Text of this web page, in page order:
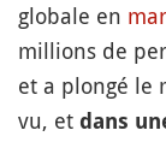
globale en
millions de
et a plongé le
vu, et dans